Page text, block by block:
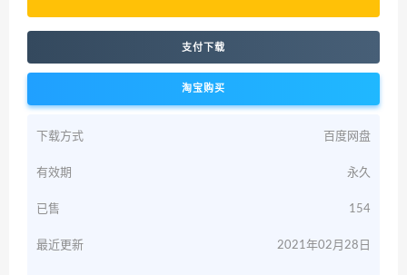
支付下载
淘宝购买
下载方式 百度网盘
有效期 永久
已售 154
最近更新 2021年02月28日